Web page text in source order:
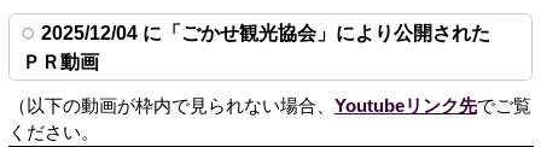
2025/12/04 に「ごかせ観光協会」により公開された
ＰＲ動画
（以下の動画が枠内で見られない場合、 Youtubeリンク先でご覧
ください。